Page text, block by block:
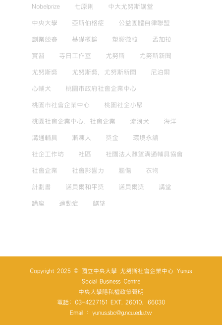
Nobelprize 七原則 中大尤努斯講堂
中央大學 亞斯伯格症 公益團體自律聯盟
創業競賽 基礎概論 塑膠微粒 孟加拉
實習 寺日工作室 尤努斯 尤努斯新聞
尤努斯獎 尤努斯獎，尤努斯新聞 尼泊爾
心輔犬 桃園市政府社會企業中心
桃園市社會企業中心 桃園社企小聚
桃園社會企業中心，社會企業 流浪犬 海洋
溝通輔具 漸凍人 獎金 環境永續
社企工作坊 社區 社團法人麒望溝通輔具協會
社會企業 社會影響力 腦傷 衣物
計劃書 諾貝爾和平獎 諾貝爾獎 講堂
講座 過動症 麒望
Copyright 2025 © 國立中央大學 尤努斯社會企業中心 Yunus
Social Business Centre
中央大學隱私權政策聲明
電話: 03-4227151 EXT. 26010、66030
Email : yunus.sbc@g.ncu.edu.tw